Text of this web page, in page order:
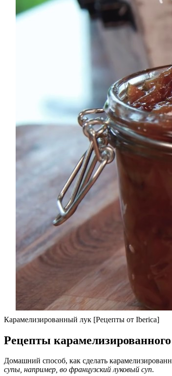
Карамелизированный лук [Рецепты от Iberica]
Рецепты
Домашний способ, как сделать
супы, например, во французский луковый суп.